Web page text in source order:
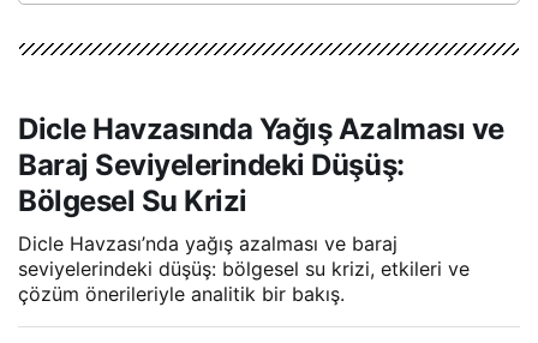
Dicle Havzasında Yağış Azalması ve
Baraj Seviyelerindeki Düşüş:
Bölgesel Su Krizi
Dicle Havzası’nda yağış azalması ve baraj
seviyelerindeki düşüş: bölgesel su krizi, etkileri ve
çözüm önerileriyle analitik bir bakış.